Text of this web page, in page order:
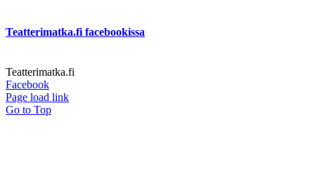
Teatterimatka.fi facebookissa
Teatterimatka.fi
Facebook
Page load link
Go to Top